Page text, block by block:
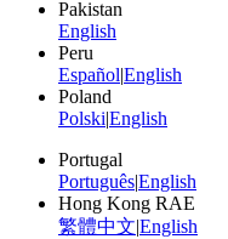
Pakistan
English
Peru
Español|English
Poland
Polski|English
Portugal
Português|English
Hong Kong RAE
繁體中文|English